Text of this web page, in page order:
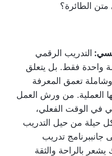
الطائرة؟
التدريب الرقمي
واحدة فقط. بل يتعلق
تعمق المعرفة
العملية. من ورش العمل
في الوقت الفعلي،
حيلة من حيل التدريب
جانببرنامج تدريب
بالراحة والثقة